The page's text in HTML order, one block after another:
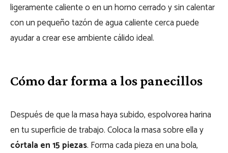
ligeramente caliente o en un horno cerrado y sin calentar
con un pequeño tazón de agua caliente cerca puede
ayudar a crear ese ambiente cálido ideal.
Cómo dar forma a los panecillos
Después de que la masa haya subido, espolvorea harina
en tu superficie de trabajo. Coloca la masa sobre ella y
córtala en 15 piezas. Forma cada pieza en una bola,